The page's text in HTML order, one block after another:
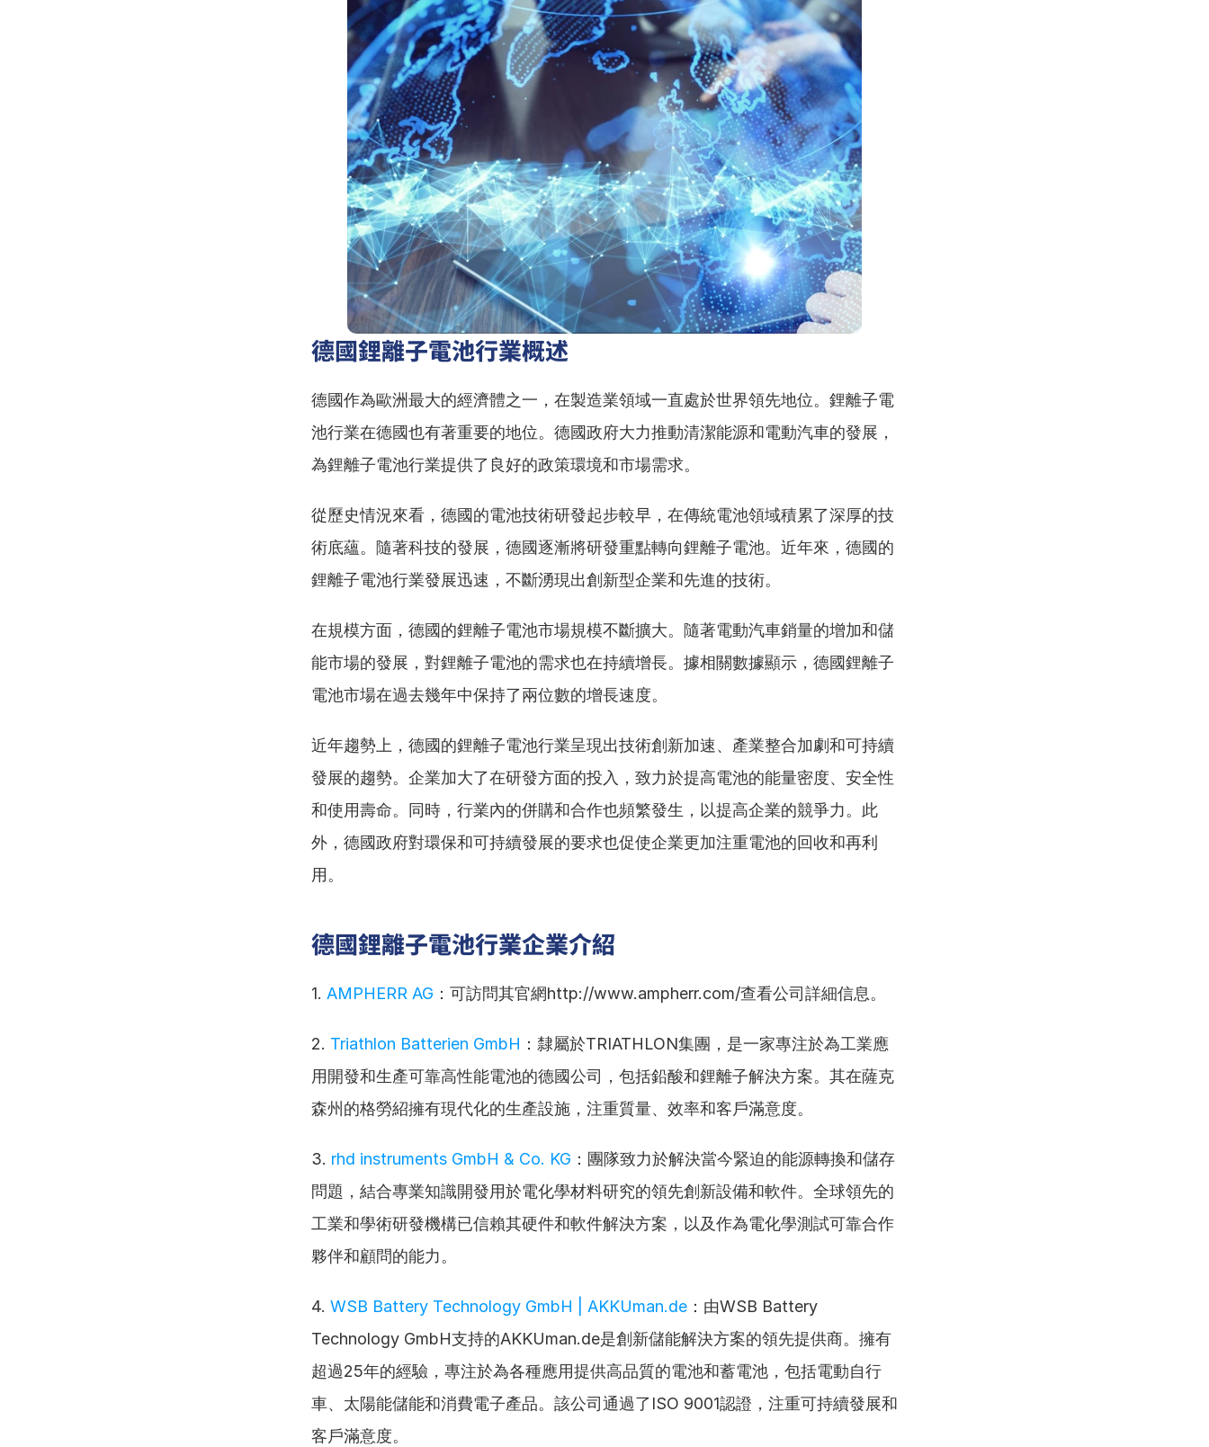
德國鋰離子電池行業概述
德國作為歐洲最大的經濟體之一，在製造業領域一直處於世界領先地位。鋰離子電
池行業在德國也有著重要的地位。德國政府大力推動清潔能源和電動汽車的發展，
為鋰離子電池行業提供了良好的政策環境和市場需求。
從歷史情況來看，德國的電池技術研發起步較早，在傳統電池領域積累了深厚的技
術底蘊。隨著科技的發展，德國逐漸將研發重點轉向鋰離子電池。近年來，德國的
鋰離子電池行業發展迅速，不斷湧現出創新型企業和先進的技術。
在規模方面，德國的鋰離子電池市場規模不斷擴大。隨著電動汽車銷量的增加和儲
能市場的發展，對鋰離子電池的需求也在持續增長。據相關數據顯示，德國鋰離子
電池市場在過去幾年中保持了兩位數的增長速度。
近年趨勢上，德國的鋰離子電池行業呈現出技術創新加速、產業整合加劇和可持續
發展的趨勢。企業加大了在研發方面的投入，致力於提高電池的能量密度、安全性
和使用壽命。同時，行業內的併購和合作也頻繁發生，以提高企業的競爭力。此
外，德國政府對環保和可持續發展的要求也促使企業更加注重電池的回收和再利
用。
德國鋰離子電池行業企業介紹
1. AMPHERR AG ：可訪問其官網http://www.ampherr.com/查看公司詳細信息。
2. Triathlon Batterien GmbH ：隸屬於TRIATHLON集團，是一家專注於為工業應
用開發和生產可靠高性能電池的德國公司，包括鉛酸和鋰離子解決方案。其在薩克
森州的格勞紹擁有現代化的生產設施，注重質量、效率和客戶滿意度。
3. rhd instruments GmbH & Co. KG ：團隊致力於解決當今緊迫的能源轉換和儲存
問題，結合專業知識開發用於電化學材料研究的領先創新設備和軟件。全球領先的
工業和學術研發機構已信賴其硬件和軟件解決方案，以及作為電化學測試可靠合作
夥伴和顧問的能力。
4. WSB Battery Technology GmbH | AKKUman.de ：由WSB Battery
Technology GmbH支持的AKKUman.de是創新儲能解決方案的領先提供商。擁有
超過25年的經驗，專注於為各種應用提供高品質的電池和蓄電池，包括電動自行
車、太陽能儲能和消費電子產品。該公司通過了ISO 9001認證，注重可持續發展和
客戶滿意度。